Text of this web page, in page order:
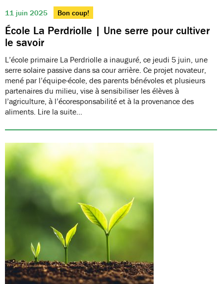
11 juin 2025 Bon coup!
École La Perdriolle | Une serre pour cultiver
le savoir
L’école primaire La Perdriolle a inauguré, ce jeudi 5 juin, une
serre solaire passive dans sa cour arrière. Ce projet novateur,
mené par l’équipe-école, des parents bénévoles et plusieurs
partenaires du milieu, vise à sensibiliser les élèves à
l’agriculture, à l’écoresponsabilité et à la provenance des
aliments. Lire la suite…